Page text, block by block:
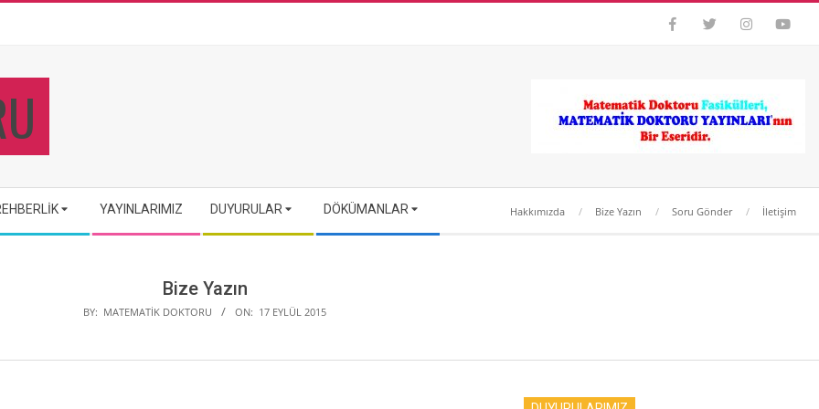
YAYINLARIMIZ DUYURULAR DÖKÜMANLAR Hakkımızda Bize Yazın Soru Gönder İletişim
Bize Yazın
BY: MATEMATIK DOKTORU ON: 17 EYLÜL 2015